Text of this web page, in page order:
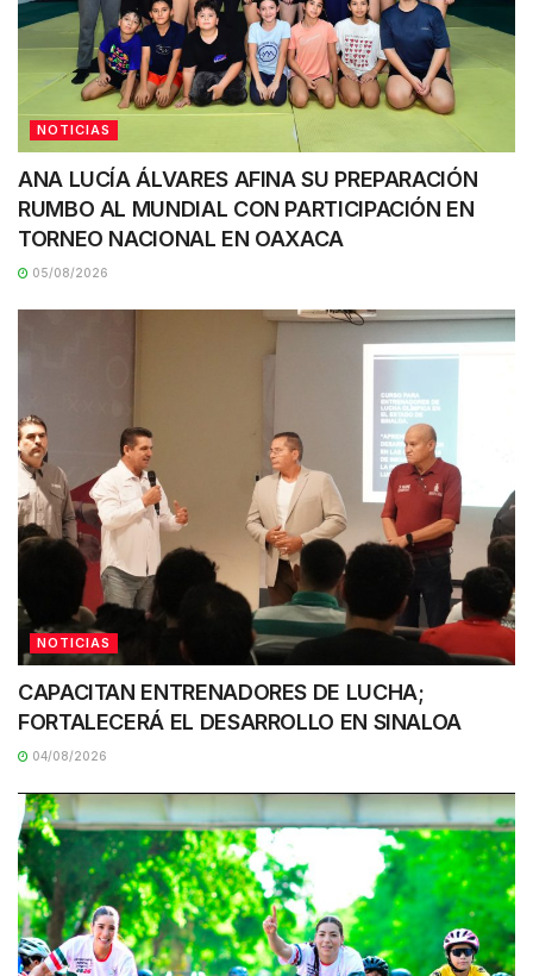
NOTICIAS
ANA LUCÍA ÁLVARES AFINA SU PREPARACIÓN
RUMBO AL MUNDIAL CON PARTICIPACIÓN EN
TORNEO NACIONAL EN OAXACA
05/08/2026
NOTICIAS
CAPACITAN ENTRENADORES DE LUCHA;
FORTALECERÁ EL DESARROLLO EN SINALOA
04/08/2026